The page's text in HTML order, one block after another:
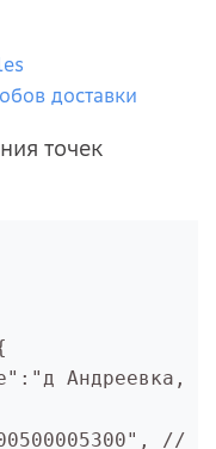
доставки
точек
Андреевка,
//